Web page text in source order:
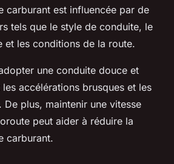
carburant est influencée par de
tels que le style de conduite, le
et les conditions de la route.
une conduite douce et
accélérations brusques et les
De plus, maintenir une vitesse
peut aider à réduire la
carburant.